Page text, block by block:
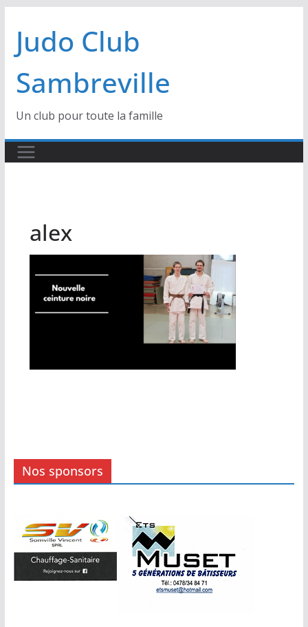
contenu
Judo Club
Sambreville
Un club pour toute la famille
alex
Nos sponsors